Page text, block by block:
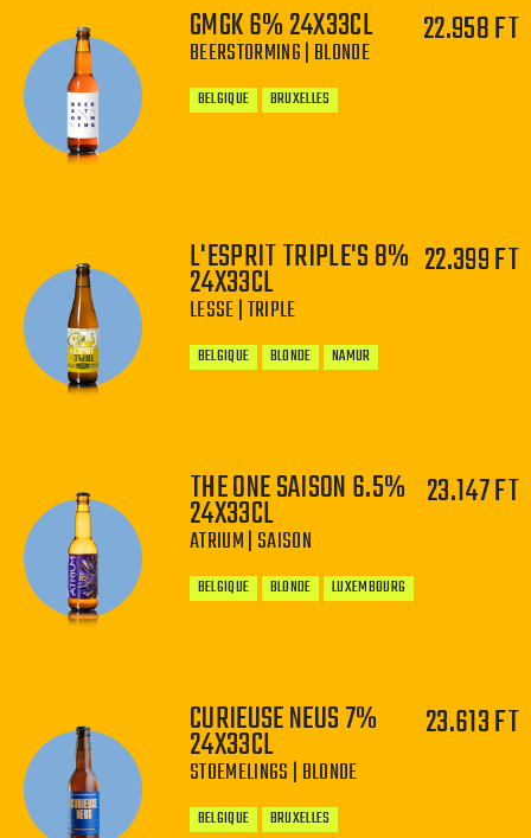
GMGK 6% 24X33CL
BEERSTORMING | BLONDE
22.958 FT
BELGIQUE BRUXELLES
− +
L'ESPRIT TRIPLE'S 8%
24X33CL
LESSE | TRIPLE
22.399 FT
BELGIQUE BLONDE NAMUR
−
THE ONE SAISON 6.5%
24X33CL
ATRIUM | SAISON
23.147 FT
BELGIQUE BLONDE LUXEMBOURG
−
CURIEUSE NEUS 7%
24X33CL
STOEMELINGS | BLONDE
23.613 FT
BELGIQUE BRUXELLES